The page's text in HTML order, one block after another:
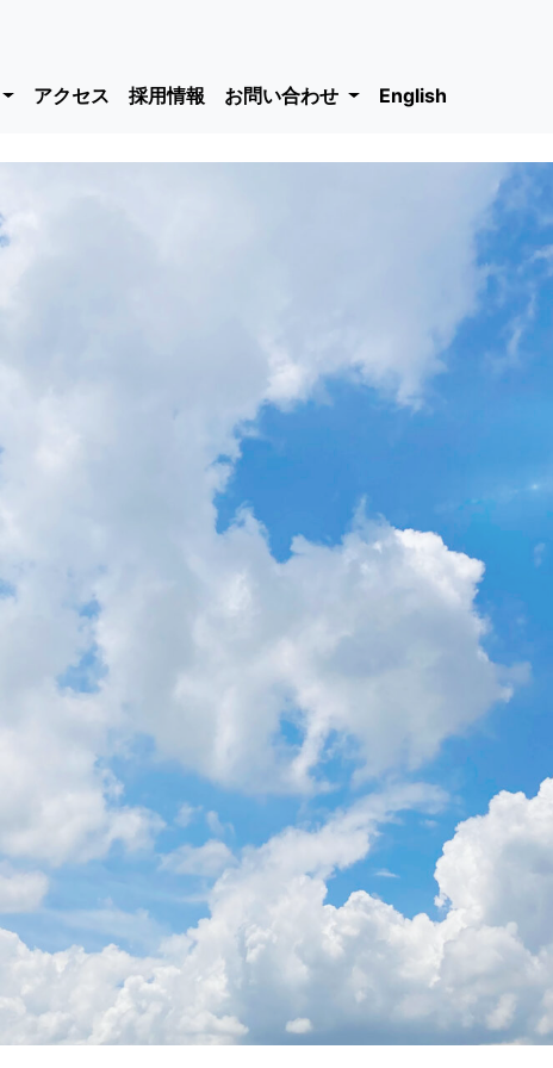
アクセス 採用情報 お問い合わせ English